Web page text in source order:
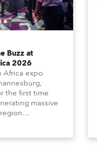
Buzz at
2026
Africa expo
the first time
massive
and